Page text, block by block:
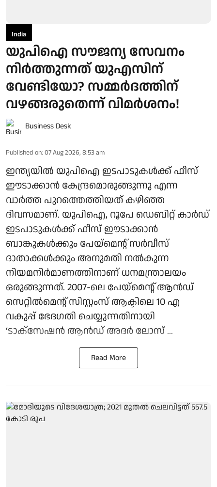
India
യുപിഐ സൗജന്യ സേവനം
നിർത്തുന്നത് യുഎസിന്
വേണ്ടിയോ? സമ്മർദത്തിന്
വഴങ്ങരുതെന്ന് വിമർശനം!
Business Desk
Published on: 07 Aug 2026, 8:53 am
ഇന്ത്യയിൽ യുപിഐ ഇടപാടുകൾക്ക് ഫീസ്
ഈടാക്കാൻ കേന്ദ്രമൊരുങ്ങുന്നു എന്ന
വാർത്ത പുറത്തെത്തിയത് കഴിഞ്ഞ
ദിവസമാണ്. യുപിഐ, റൂപേ ഡെബിറ്റ് കാർഡ്
ഇടപാടുകൾക്ക് ഫീസ് ഈടാക്കാൻ
ബാങ്കുകൾക്കും പേയ്മെന്റ് സർവീസ്
ദാതാക്കൾക്കും അനുമതി നൽകുന്ന
നിയമനിർമാണത്തിനാണ് ധനമന്ത്രാലയം
ഒരുങ്ങുന്നത്. 2007-ലെ പേയ്‌മെന്റ് ആന്‍ഡ്
സെറ്റില്‍മെന്റ് സിസ്റ്റംസ് ആക്ടിലെ 10 എ
വകുപ്പ് ഭേദഗതി ചെയ്യുന്നതിനായി
‘ടാക്‌സേഷന്‍ ആന്‍ഡ് അദര്‍ ലോസ് ...
Read More